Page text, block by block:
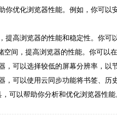
你优化浏览器性能。例如，你可
高浏览器的性能和稳定性。你可
间，提高浏览器的性能。你可以
可以选择较低的屏幕分辨率，以
可以使用云同步功能将书签、历
可以帮助你分析和优化浏览器性